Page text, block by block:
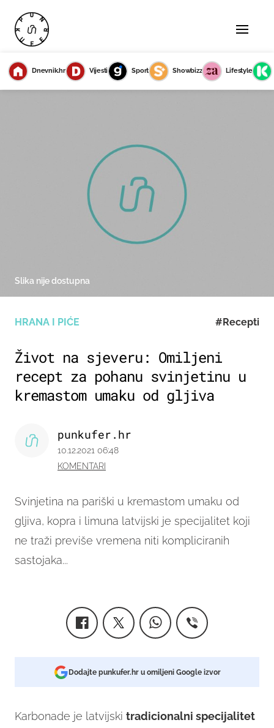
Dnevnik.hr Vijesti Sport Showbizz Lifestyle
HRANA I PIĆE #Recepti
Život na sjeveru: Omiljeni
recept za pohanu svinjetinu u
kremastom umaku od gljiva
Svinjetina na pariški u kremastom umaku od
gljiva, kopra i limuna latvijski je specijalitet koji
ne traži previše vremena niti kompliciranih
sastojaka...
punkufer.hr
10.12.2021 06:48
KOMENTARI
Slika nije dostupna
Dodajte punkufer.hr u omiljeni Google izvor
Karbonade je latvijski tradicionalni specijalitet